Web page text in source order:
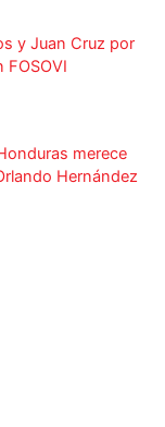
y Juan Cruz por
FOSOVI
merece
Hernández